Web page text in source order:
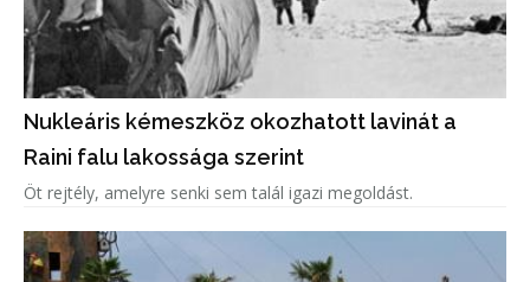
Nukleáris kémeszköz okozhatott lavinát a
Raini falu lakossága szerint
Öt rejtély, amelyre senki sem talál igazi megoldást.